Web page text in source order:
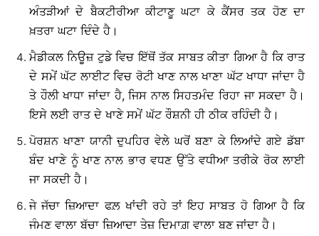
ਅੰਤੜੀਆਂ ਦੇ ਬੈਕਟੀਰੀਆ ਕੀਟਾਣੂ ਘਟਾ ਕੇ ਕੈਂਸਰ ਤਕ ਹੋਣ ਦਾ
ਖ਼ਤਰਾ ਘਟਾ ਦਿੰਦੇ ਹੈ।
ਮੈਡੀਕਲ ਨਿਊਜ਼ ਟੁਡੇ ਵਿਚ ਇੱਥੋਂ ਤੱਕ ਸਾਬਤ ਕੀਤਾ ਗਿਆ ਹੈ ਕਿ ਰਾਤ
ਦੇ ਸਮੇਂ ਘੱਟ ਲਾਈਟ ਵਿਚ ਰੋਟੀ ਖਾਣ ਨਾਲ ਖਾਣਾ ਘੱਟ ਖਾਧਾ ਜਾਂਦਾ ਹੈ
ਤੇ ਹੌਲੀ ਖਾਧਾ ਜਾਂਦਾ ਹੈ, ਜਿਸ ਨਾਲ ਸਿਹਤਮੰਦ ਰਿਹਾ ਜਾ ਸਕਦਾ ਹੈ।
ਇਸੇ ਲਈ ਰਾਤ ਦੇ ਖਾਣੇ ਸਮੇਂ ਘੱਟ ਰੌਸ਼ਨੀ ਹੀ ਠੀਕ ਰਹਿੰਦੀ ਹੈ।
ਪੋਰਸ਼ਨ ਖਾਣਾ ਯਾਨੀ ਦੁਪਹਿਰ ਵੇਲੇ ਘਰੋਂ ਬਣਾ ਕੇ ਲਿਆਂਦੇ ਗਏ ਡੱਬਾ
ਬੰਦ ਖਾਣੇ ਨੂੰ ਖਾਣ ਨਾਲ ਭਾਰ ਵਧਣ ਉੱਤੇ ਵਧੀਆ ਤਰੀਕੇ ਰੋਕ ਲਾਈ
ਜਾ ਸਕਦੀ ਹੈ।
ਜੇ ਜੱਚਾ ਜ਼ਿਆਦਾ ਫਲ਼ ਖਾਂਦੀ ਰਹੇ ਤਾਂ ਇਹ ਸਾਬਤ ਹੋ ਗਿਆ ਹੈ ਕਿ
ਜੰਮਣ ਵਾਲਾ ਬੱਚਾ ਜ਼ਿਆਦਾ ਤੇਜ਼ ਦਿਮਾਗ਼ ਵਾਲਾ ਬਣ ਜਾਂਦਾ ਹੈ।